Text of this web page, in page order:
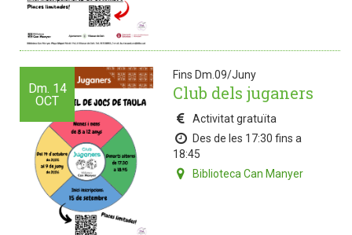
Dm. 14
OCT
Fins Dm.09/Juny
Club dels juganers
Activitat gratuïta
Des de les 17:30 fins a
18:45
Biblioteca Can Manyer